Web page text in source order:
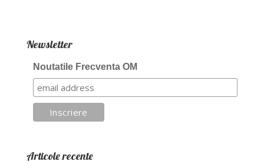
Newsletter
Noutatile Frecventa OM
Articole recente